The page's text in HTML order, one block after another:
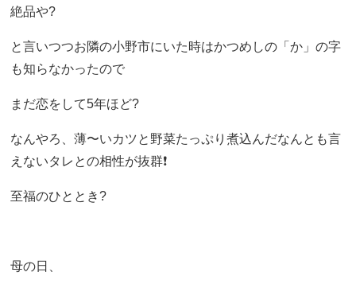
絶品や?
と言いつつお隣の小野市にいた時はかつめしの「か」の字
も知らなかったので
まだ恋をして5年ほど?
なんやろ、薄〜いカツと野菜たっぷり煮込んだなんとも言
えないタレとの相性が抜群❗️
至福のひととき?
母の日、